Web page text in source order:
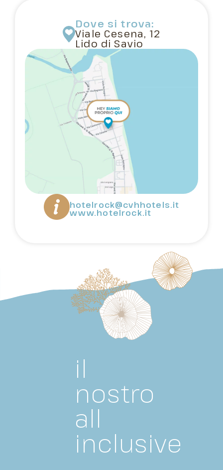
Dove si trova:
Viale Cesena, 12
Lido di Savio
hotelrock@cvhhotels.it
www.hotelrock.it
il
nostro
all
inclusive